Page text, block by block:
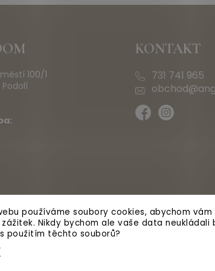
používáme soubory cookies, abychom
Nikdy bychom ale vaše data neukládali
použitím těchto souborů?
100/1
KONTAKT
731 741 965